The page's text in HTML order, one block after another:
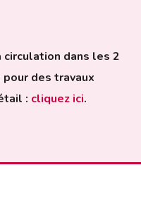
circulation dans les 2
des travaux
: cliquez ici.